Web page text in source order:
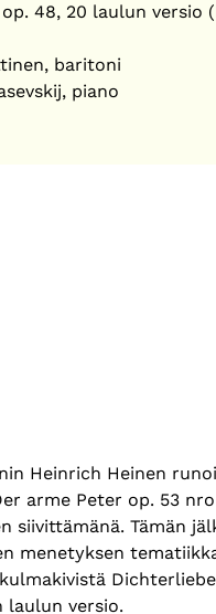
48, 20 laulun versio
baritoni
piano
Heinrich Heinen
arme Peter op. 53
siivittämänä. Tämän
menetyksen
laulun versio.